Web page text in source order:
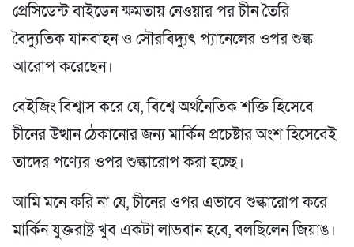
প্রেসিডেন্ট বাইডেন ক্ষমতায় নেওয়ার পর চীন তৈরি
বৈদ্যুতিক যানবাহন ও সৌরবিদ্যুৎ প্যানেলের ওপর শুল্ক
আরোপ করেছেন।
বেইজিং বিশ্বাস করে যে, বিশ্বে অর্থনৈতিক শক্তি হিসেবে
চীনের উত্থান ঠেকানোর জন্য মার্কিন প্রচেষ্টার অংশ হিসেবেই
তাদের পণ্যের ওপর শুল্কারোপ করা হচ্ছে।
আমি মনে করি না যে, চীনের ওপর এভাবে শুল্কারোপ করে
মার্কিন যুক্তরাষ্ট্র খুব একটা লাভবান হবে, বলছিলেন জিয়াঙ।